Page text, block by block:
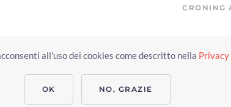
CRONING
Click & Fly Arezzo 2023
Soluzioni web video fotografia
all'uso dei cookies come descritto nella Privacy
OK NO, GRAZIE